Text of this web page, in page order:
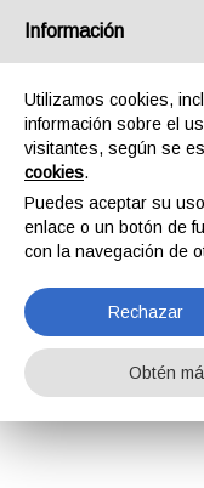
Información
Utilizamos cookies,
información sobre el
visitantes, según se
cookies.
Puedes aceptar su
enlace o un botón de
con la navegación de
Rechazar
Obtén